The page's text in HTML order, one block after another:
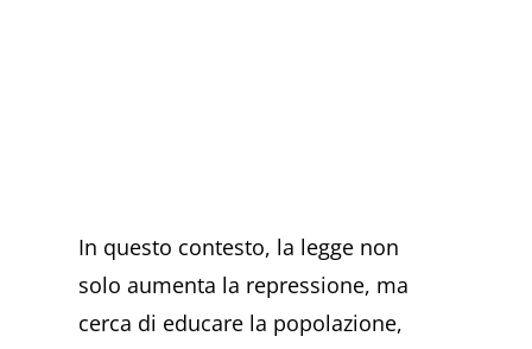
In questo contesto, la legge non
solo aumenta la repressione, ma
cerca di educare la popolazione,